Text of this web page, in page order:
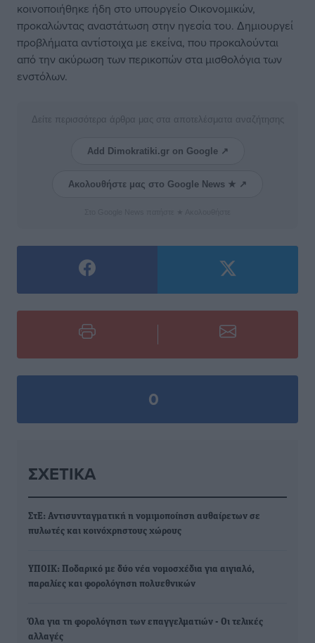
κοινοποιήθηκε ήδη στο υπουργείο Οικονομικών,
προκαλώντας αναστάτωση στην ηγεσία του. Δημιουργεί
προβλήματα αντίστοιχα με εκείνα, που προκαλούνται
από την ακύρωση των περικοπών στα μισθολόγια των
ενστόλων.
Δείτε περισσότερα άρθρα μας στα αποτελέσματα αναζήτησης
Add Dimokratiki.gr on Google ↗
Ακολουθήστε μας στο Google News ★ ↗
0
ΣΧΕΤΙΚΆ
ΣτΕ: Αντισυνταγματική η νομιμοποίηση αυθαίρετων σε
πυλωτές και κοινόχρηστους χώρους
ΥΠΟΙΚ: Ποδαρικό με δύο νέα νομοσχέδια για αιγιαλό,
παραλίες και φορολόγηση πολυεθνικών
Όλα για τη φορολόγηση των επαγγελματιών - Οι τελικές
αλλαγές